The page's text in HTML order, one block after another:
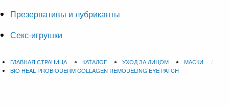
Презервативы и лубриканты
Секс-игрушки
ГЛАВНАЯ СТРАНИЦА КАТАЛОГ УХОД ЗА ЛИЦОМ
МАСКИ
BIO HEAL PROBIODERM COLLAGEN REMODELING EYE PATCH